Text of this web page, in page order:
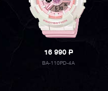
16 990P
BA-110PD-4A